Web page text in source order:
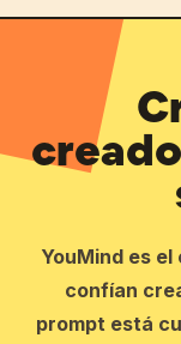
YouMind es
confían
prompt está